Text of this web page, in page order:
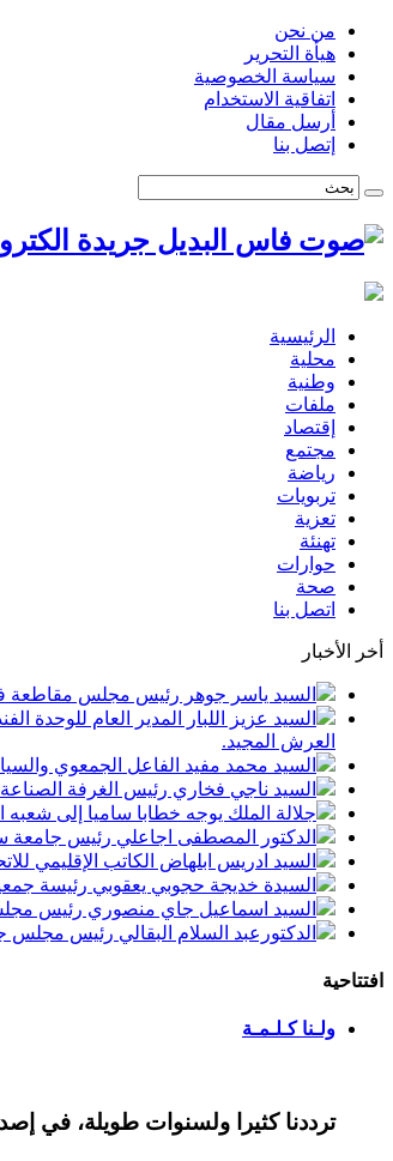
من نحن
هيأة التحرير
سياسة الخصوصية
اتفاقية الاستخدام
أرسل مقال
إتصل بنا
الرئيسية
محلية
وطنية
ملفات
إقتصاد
مجتمع
رياضة
تربويات
تعزية
تهنئة
حوارات
صحة
اتصل بنا
أخر الأخبار
السيد ياسر جوهر رئيس مجلس مقاطعة فاس
السيد عزيز اللبار المدير العام
العرش المجيد.
السيد محمد مفيد الفاعل الجمعوي والسياسي
السيد ناجي فخاري رئيس الغرفة الصناعة
جلالة الملك يوجه خطابا ساميا إلى
الدكتور المصطفى اجاعلي رئيس جامعة
السيد ادريس ابلهاض الكاتب الإقليمي
السيدة خديجة حجوبي يعقوبي رئيسة
السيد اسماعيل جاي منصوري رئيس
الدكتورعبد السلام البقالي رئيس
افتتاحية
ولـنا كـلـمـة
ترددنا كثيرا ولسنوات طويلة، في